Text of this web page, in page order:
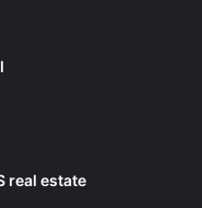
real estate